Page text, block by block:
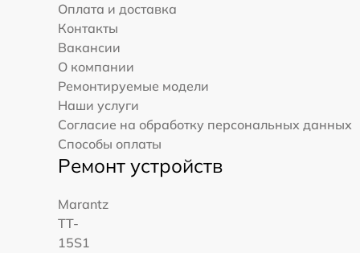
Оплата и доставка
Контакты
Вакансии
О компании
Ремонтируемые модели
Наши услуги
Согласие на обработку персональных данных
Способы оплаты
Ремонт устройств
Marantz
TT-
15S1